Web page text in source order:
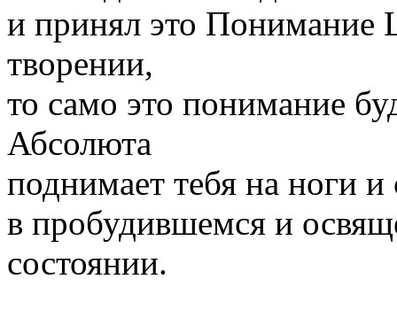
и принял это Понимание
творении,
то само это понимание
Абсолюта
поднимает тебя на ноги
в пробудившемся и
состоянии.